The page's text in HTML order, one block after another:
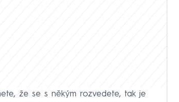
že se s někým rozvedete, tak je